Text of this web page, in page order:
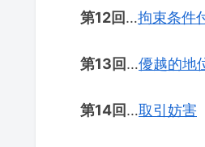
第12回…拘束条件
第13回…優越的地
第14回…取引妨害